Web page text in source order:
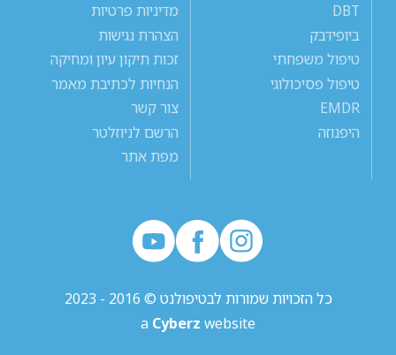
DBT
ביופידבק
טיפול משפחתי
טיפול פסיכולוגי
EMDR
היפנוזה
מדיניות פרטיות
הצהרת נגישות
זכות תיקון עיון ומחיקה
הנחיות לכתיבת מאמר
צור קשר
הרשם לניוזלטר
מפת אתר
כל הזכויות שמורות לבטיפולנט © 2016 - 2023
a Cyberz website